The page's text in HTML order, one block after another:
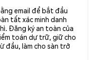
email để bắt đầu
tất xác minh danh
Đăng ký an toàn của
toán dự trữ, giữ cho
đầu, làm cho sàn trở